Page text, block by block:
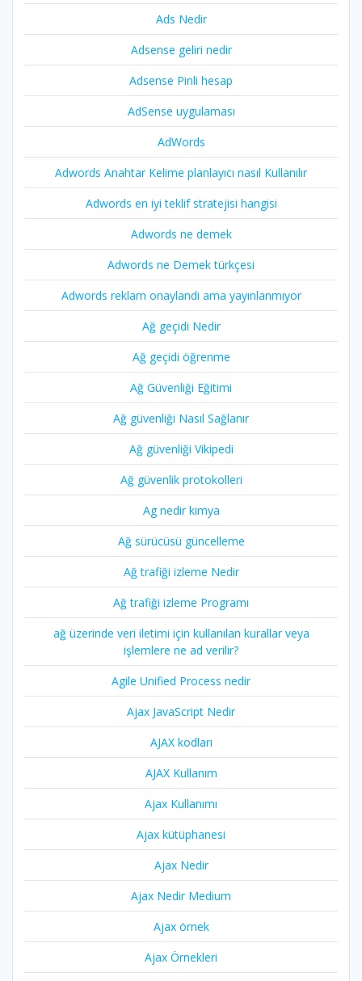
Ads Nedir
Adsense geliri nedir
Adsense Pinli hesap
AdSense uygulaması
AdWords
Adwords Anahtar Kelime planlayıcı nasıl Kullanılır
Adwords en iyi teklif stratejisi hangisi
Adwords ne demek
Adwords ne Demek türkçesi
Adwords reklam onaylandi ama yayınlanmıyor
Ağ geçidi Nedir
Ağ geçidi öğrenme
Ağ Güvenliği Eğitimi
Ağ güvenliği Nasıl Sağlanır
Ağ güvenliği Vikipedi
Ağ güvenlik protokolleri
Ag nedir kimya
Ağ sürücüsü güncelleme
Ağ trafiği izleme Nedir
Ağ trafiği izleme Programı
ağ üzerinde veri iletimi için kullanılan kurallar veya
işlemlere ne ad verilir?
Agile Unified Process nedir
Ajax JavaScript Nedir
AJAX kodları
AJAX Kullanım
Ajax Kullanımı
Ajax kütüphanesi
Ajax Nedir
Ajax Nedir Medium
Ajax örnek
Ajax Örnekleri